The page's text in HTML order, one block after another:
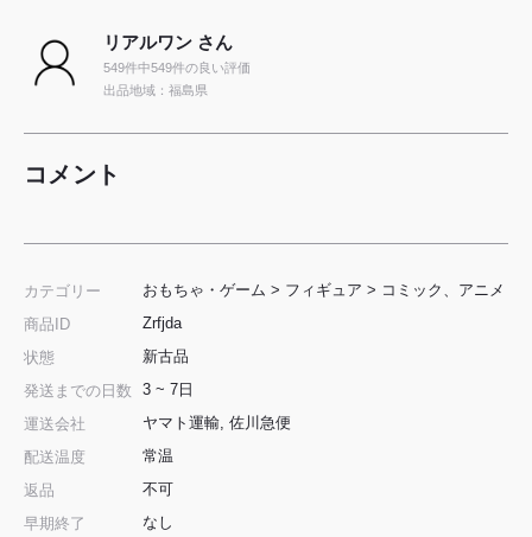
リアルワン さん
549件中549件の良い評価
出品地域：福島県
コメント
カテゴリー おもちゃ・ゲーム > フィギュア > コミック、アニメ
商品ID
Zrfjda
状態
新古品
発送までの日数
3 ~ 7日
運送会社
ヤマト運輸, 佐川急便
配送温度
常温
返品
不可
早期終了
なし